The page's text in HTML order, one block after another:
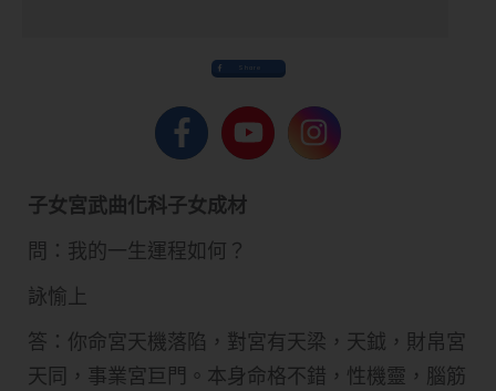
Share
子女宮武曲化科子女成材
問：我的一生運程如何？
詠愉上
答：你命宮天機落陷，對宮有天梁，天鉞，財帛宮
天同，事業宮巨門。本身命格不錯，性機靈，腦筋